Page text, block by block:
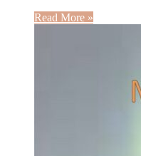
Read More »